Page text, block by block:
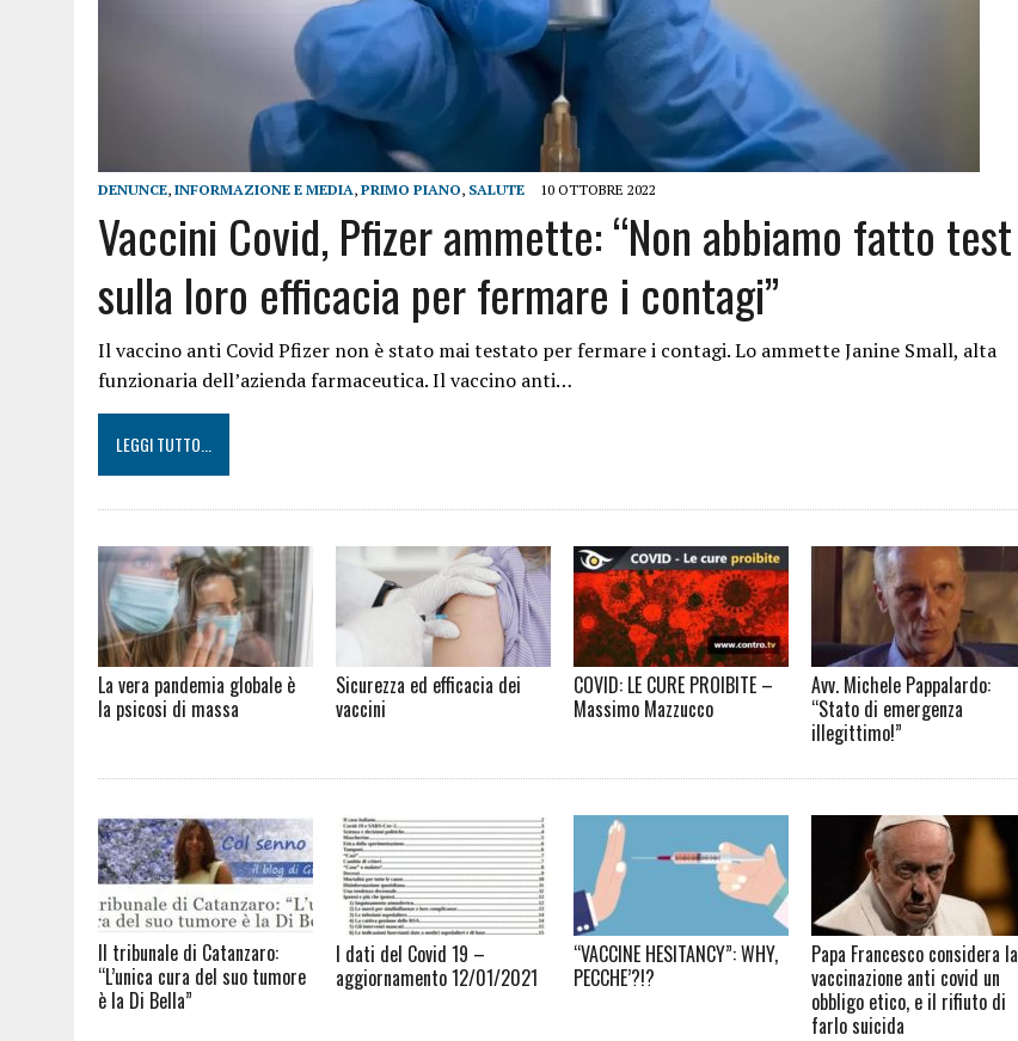
DENUNCE, INFORMAZIONE E MEDIA, PRIMO PIANO, SALUTE 10 OTTOBRE 2022
Vaccini Covid, Pfizer ammette: “Non abbiamo fatto test
sulla loro efficacia per fermare i contagi”
Il vaccino anti Covid Pfizer non è stato mai testato per fermare i contagi. Lo ammette Janine Small, alta
funzionaria dell’azienda farmaceutica. Il vaccino anti…
LEGGI TUTTO...
La vera pandemia globale è
la psicosi di massa
Sicurezza ed efficacia dei
vaccini
COVID: LE CURE PROIBITE –
Massimo Mazzucco
Avv. Michele Pappalardo:
“Stato di emergenza
illegittimo!”
Il tribunale di Catanzaro:
“L’unica cura del suo tumore
è la Di Bella”
I dati del Covid 19 –
aggiornamento 12/01/2021
“VACCINE HESITANCY”: WHY,
PECCHE’?!?
Papa Francesco considera la
vaccinazione anti covid un
obbligo etico, e il rifiuto di
farlo suicida